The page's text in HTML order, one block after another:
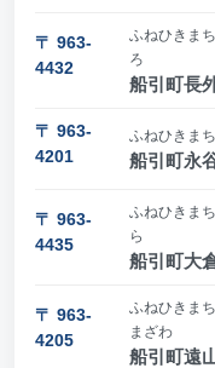
〒 963-
4432
ふねひきま
ろ
船引町長
〒 963-
4201
ふねひきま
船引町永
〒 963-
4435
ふねひきま
ら
船引町大
〒 963-
4205
ふねひきま
まざわ
船引町遠